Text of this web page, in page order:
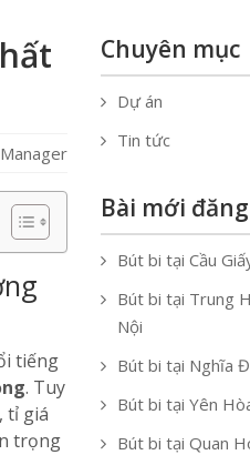
tiếng
. Tuy
tỉ giá
trọng
Chuyên mục
Dự án
Tin tức
Bài mới đăng
Bút bi tại Cầu
Bút bi tại Trung
Nội
Bút bi tại Nghĩa
Bút bi tại Yên
Bút bi tại Quan